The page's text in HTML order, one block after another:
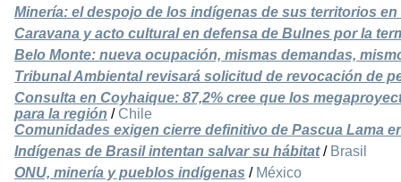
Minería: el despojo de los indígenas de sus territorios en
Caravana y acto cultural en defensa de Bulnes por la
Belo Monte: nueva ocupación, mismas demandas,
Tribunal Ambiental revisará solicitud de revocación de
Consulta en Coyhaique: 87,2% cree que los
para la región / Chile
Comunidades exigen cierre definitivo de Pascua Lama
Indígenas de Brasil intentan salvar su hábitat/ Brasil
ONU, minería y pueblos indígenas / México